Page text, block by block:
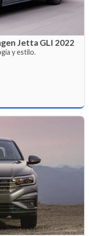
Jetta GLI 2022
y estilo.